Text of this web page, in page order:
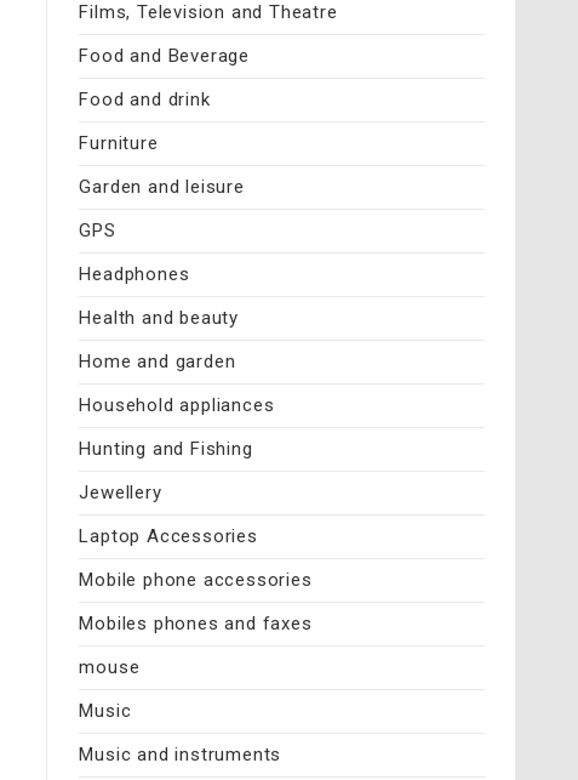
Films, Television and Theatre
Food and Beverage
Food and drink
Furniture
Garden and leisure
GPS
Headphones
Health and beauty
Home and garden
Household appliances
Hunting and Fishing
Jewellery
Laptop Accessories
Mobile phone accessories
Mobiles phones and faxes
mouse
Music
Music and instruments